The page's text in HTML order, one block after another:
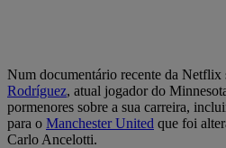
Num documentário recente da Netflix
Rodríguez, atual jogador do
pormenores sobre a sua carreira,
para o Manchester United que foi
Carlo Ancelotti.